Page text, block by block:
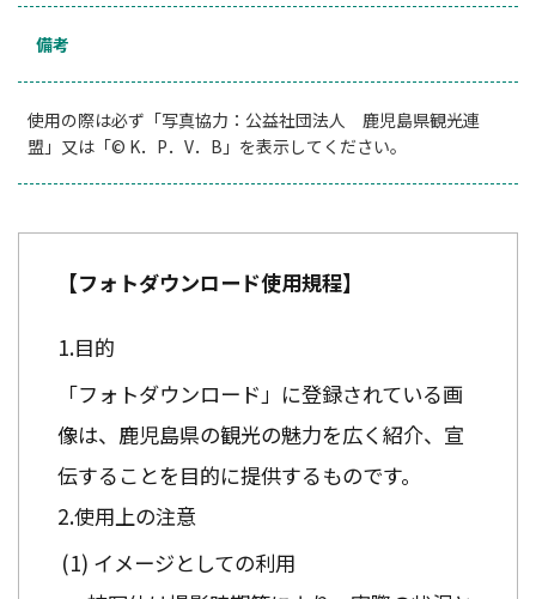
備考
使用の際は必ず「写真協力：公益社団法人 鹿児島県観光連
盟」又は「© K．P．V．B」を表示してください。
【フォトダウンロード使用規程】
目的
「フォトダウンロード」に登録されている画
像は、鹿児島県の観光の魅力を広く紹介、宣
伝することを目的に提供するものです。
使用上の注意
イメージとしての利用